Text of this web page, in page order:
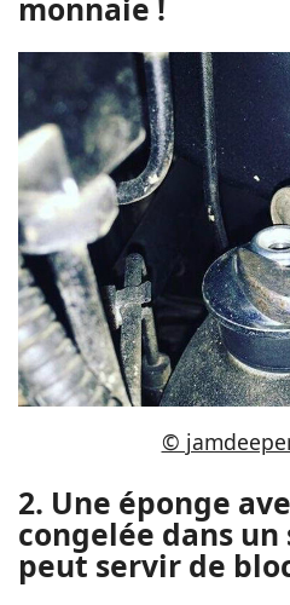
monnaie !
©
2. Une éponge
congelée dans
peut servir de